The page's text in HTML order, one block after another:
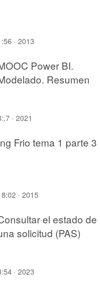
· 2013
Power BI.
Resumen
· 2021
Frio tema 1 parte 3
· 2015
el estado de
solicitud (PAS)
· 2023